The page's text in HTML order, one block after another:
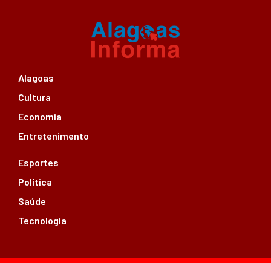
Alagoas
Cultura
Economia
Entretenimento
Esportes
Política
Saúde
Tecnologia